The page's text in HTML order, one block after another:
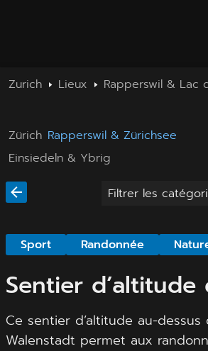
Zurich Lieux Rapperswil & Lac
Zürich Rapperswil & Zürichsee
Einsiedeln & Ybrig
Filtrer les
Sport Randonnée
Sentier d’altitude
Ce sentier d’altitude au-
Walenstadt permet aux